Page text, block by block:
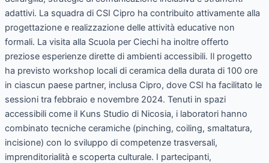
adattivi. La squadra di CSI Cipro ha contribuito attivamente alla
progettazione e realizzazione delle attività educative non
formali. La visita alla Scuola per Ciechi ha inoltre offerto
preziose esperienze dirette di ambienti accessibili. Il progetto
ha previsto workshop locali di ceramica della durata di 100 ore
in ciascun paese partner, inclusa Cipro, dove CSI ha facilitato le
sessioni tra febbraio e novembre 2024. Tenuti in spazi
accessibili come il Kuns Studio di Nicosia, i laboratori hanno
combinato tecniche ceramiche (pinching, coiling, smaltatura,
incisione) con lo sviluppo di competenze trasversali,
imprenditorialità e scoperta culturale. I partecipanti,